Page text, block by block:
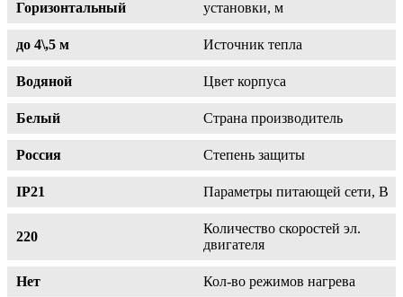
Горизонтальный
установки, м
до 4\,5 м Источник тепла
Водяной Цвет корпуса
Белый Страна производитель
Россия Степень защиты
IP21 Параметры питающей сети, В
220
Количество скоростей эл.
двигателя
Нет Кол-во режимов нагрева